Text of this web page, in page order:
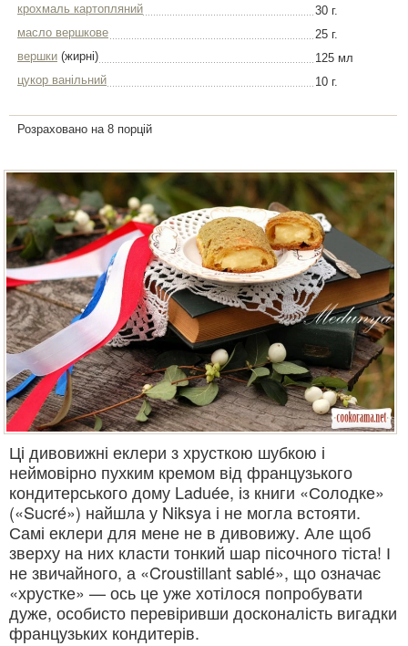
крохмаль картопляний
30 г.
масло вершкове
25 г.
вершки (жирні)
125 мл
цукор ванільний
10 г.
Розраховано на 8 порцій
Ці дивовижні еклери з хрусткою шубкою і
неймовірно пухким кремом від французького
кондитерського дому Laduée, із книги «Солодке»
(«Sucré») найшла у Niksya і не могла встояти.
Самі еклери для мене не в дивовижу. Але щоб
зверху на них класти тонкий шар пісочного тіста! І
не звичайного, а «Croustillant sablé», що означає
«хрустке» — ось це уже хотілося попробувати
дуже, особисто перевіривши досконалість вигадки
французьких кондитерів.